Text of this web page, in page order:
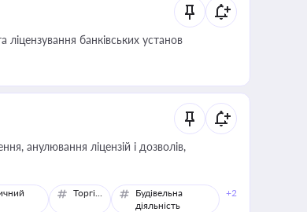
ліцензування банківських установ
анулювання ліцензій і дозволів,
Торгівля
Будівельна
діяльність
+2